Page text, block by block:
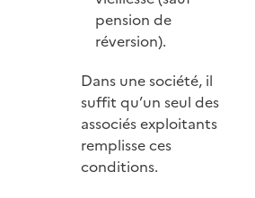
pension de
réversion).
Dans une société, il
suffit qu’un seul des
associés exploitants
remplisse ces
conditions.